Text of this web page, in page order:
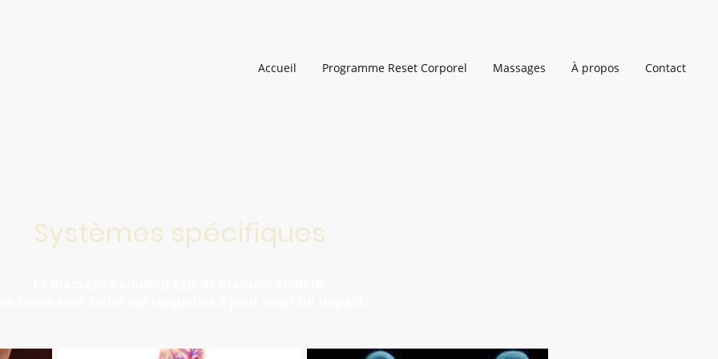
Accueil Programme Reset Corporel Massages À propos Contact
Systèmes spécifiques